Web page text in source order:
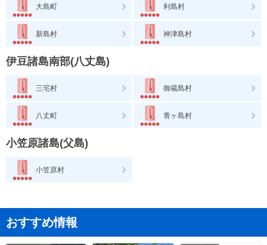
大島町 利島村
新島村 神津島村
伊豆諸島南部(八丈島)
三宅村 御蔵島村
八丈町 青ヶ島村
小笠原諸島(父島)
小笠原村
おすすめ情報